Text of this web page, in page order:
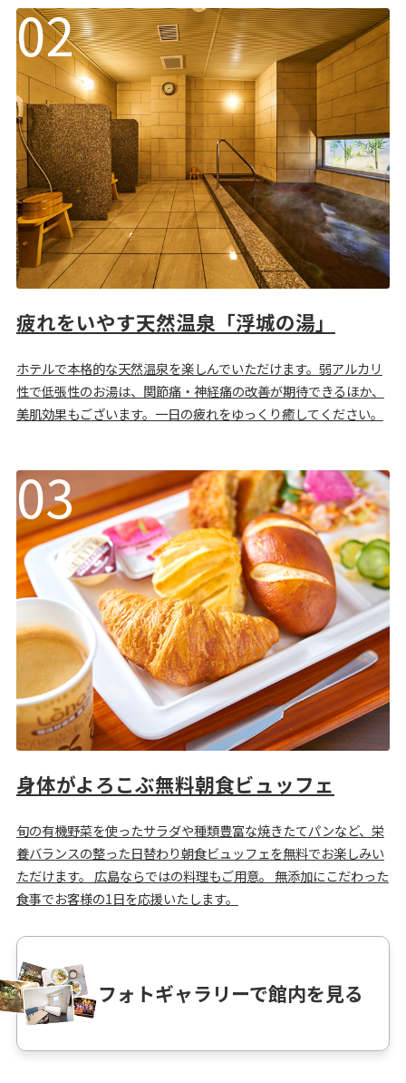
疲れをいやす天然温泉「浮城の湯」
ホテルで本格的な天然温泉を楽しんでいただけます。弱アルカリ
性で低張性のお湯は、関節痛・神経痛の改善が期待できるほか、
美肌効果もございます。一日の疲れをゆっくり癒してください。
身体がよろこぶ無料朝食ビュッフェ
旬の有機野菜を使ったサラダや種類豊富な焼きたてパンなど、栄
養バランスの整った日替わり朝食ビュッフェを無料でお楽しみい
ただけます。 広島ならではの料理もご用意。 無添加にこだわった
食事でお客様の1日を応援いたします。
フォトギャラリーで館内を見る